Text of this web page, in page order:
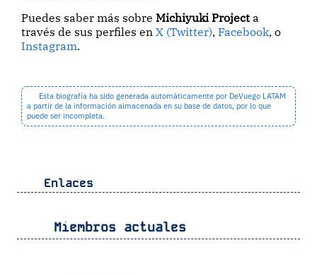
Puedes saber más sobreMichiyuki Project a
través de sus perfiles enX (Twitter),Facebook, o
Instagram.
Esta biografía ha sido generada automáticamente por DeVuego LATAM
a partir de la información almacenada en su base de datos, por lo que
puede ser incompleta.
Enlaces
Miembros actuales